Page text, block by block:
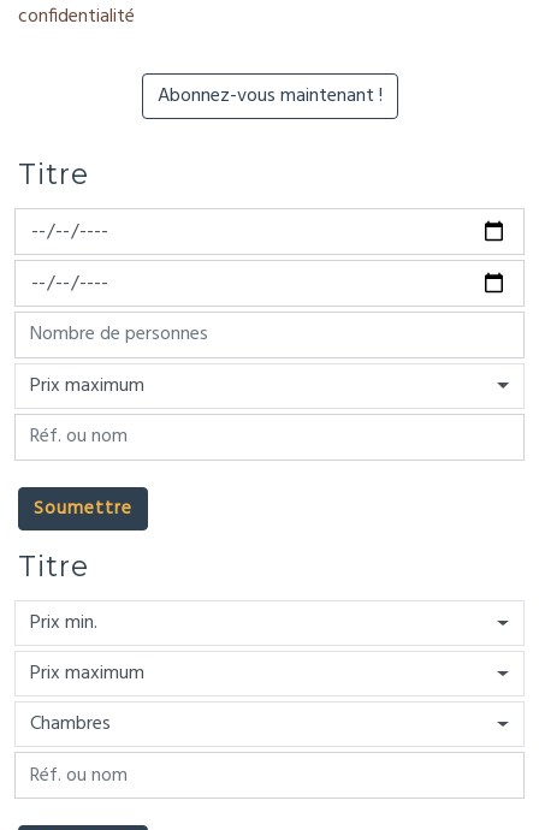
confidentialité
Titre
Prix maximum
Soumettre
Titre
Prix min.
Prix maximum
Chambres